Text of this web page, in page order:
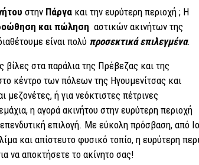
στην Πάργακαι την ευρύτερη περιοχή ; Η
και πώληση αστικών ακινήτων της
είναι πολύ προσεκτικά επιλεγμένα.
βίλες στα παράλια της Πρέβεζας και της
κέντρο των πόλεων της Ηγουμενίτσας και
μεζονέτες, ή για νεόκτιστες πέτρινες
η αγορά ακινήτου στην ευρύτερη περιοχή
επιλογή. Με εύκολη πρόσβαση, από
και απίστευτο φυσικό τοπίο, η ευρύτερη
να αποκτήσετε το ακίνητο σας!